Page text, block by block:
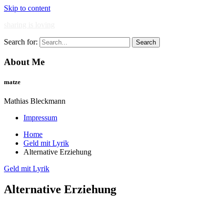
Skip to content
Search for:
About Me
matze
Mathias Bleckmann
Impressum
Home
Geld mit Lyrik
Alternative Erziehung
Geld mit Lyrik
Alternative Erziehung